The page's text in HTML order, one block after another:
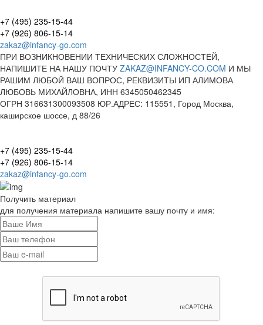
+7 (495) 235-15-44
+7 (926) 806-15-14
zakaz@infancy-go.com
ПРИ ВОЗНИКНОВЕНИИ ТЕХНИЧЕСКИХ СЛОЖНОСТЕЙ,
НАПИШИТЕ НА НАШУ ПОЧТУ ZAKAZ@INFANCY-CO.COM И МЫ
РАШИМ ЛЮБОЙ ВАШ ВОПРОС, РЕКВИЗИТЫ ИП АЛИМОВА
ЛЮБОВЬ МИХАЙЛОВНА, ИНН 6345050462345
ОГРН 316631300093508 ЮР.АДРЕС: 115551, Город Москва,
каширское шоссе, д 88/26
+7 (495) 235-15-44
+7 (926) 806-15-14
zakaz@infancy-go.com
Получить материал
для получения материала напишите вашу почту и имя: